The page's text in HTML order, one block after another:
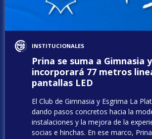
INSTITUCIONALES
Prina se suma a Gimnasia
incorporará 77 metros
pantallas LED
El Club de Gimnasia y Esgrima La
dando pasos concretos hacia la
instalaciones y la mejora de la
socias e hinchas. En ese marco,